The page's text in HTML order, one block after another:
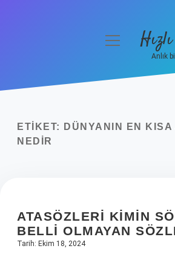
Yasal Uyarı
menüyü
Anlık
ETIKET:
DÜNYANIN EN KISA
NEDIR
ATASÖZLERI KIMIN
BELLI OLMAYAN
Tarih: Ekim 18, 2024